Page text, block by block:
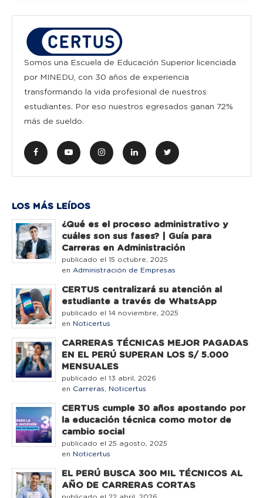
Somos una Escuela de Educación Superior licenciada
por MINEDU, con 30 años de experiencia
transformando la vida profesional de nuestros
estudiantes. Por eso nuestros egresados ganan 72%
más de sueldo.
LOS MÁS LEÍDOS
¿Qué es el proceso administrativo y
cuáles son sus fases? | Guía para
Carreras en Administración
publicado el 15 octubre, 2025
en Administración de Empresas
CERTUS centralizará su atención al
estudiante a través de WhatsApp
publicado el 14 noviembre, 2025
en Noticertus
CARRERAS TÉCNICAS MEJOR PAGADAS
EN EL PERÚ SUPERAN LOS S/ 5.000
MENSUALES
publicado el 13 abril, 2026
en Carreras, Noticertus
CERTUS cumple 30 años apostando por
la educación técnica como motor de
cambio social
publicado el 25 agosto, 2025
en Noticertus
EL PERÚ BUSCA 300 MIL TÉCNICOS AL
AÑO DE CARRERAS CORTAS
publicado el 22 abril, 2026